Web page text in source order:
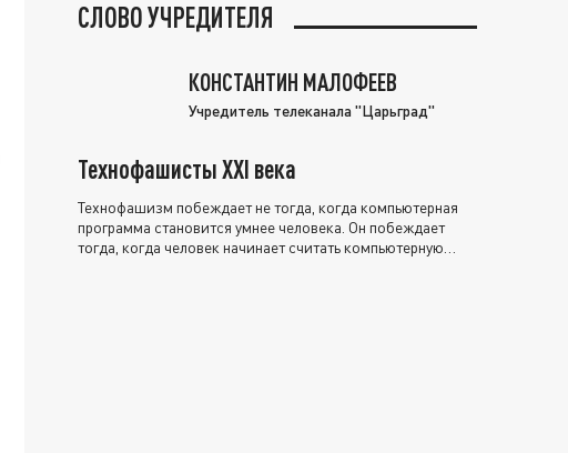
СЛОВО УЧРЕДИТЕЛЯ
КОНСТАНТИН МАЛОФЕЕВ
Учредитель телеканала "Царьград"
Технофашисты XXI века
Технофашизм побеждает не тогда, когда компьютерная
программа становится умнее человека. Он побеждает
тогда, когда человек начинает считать компьютерную